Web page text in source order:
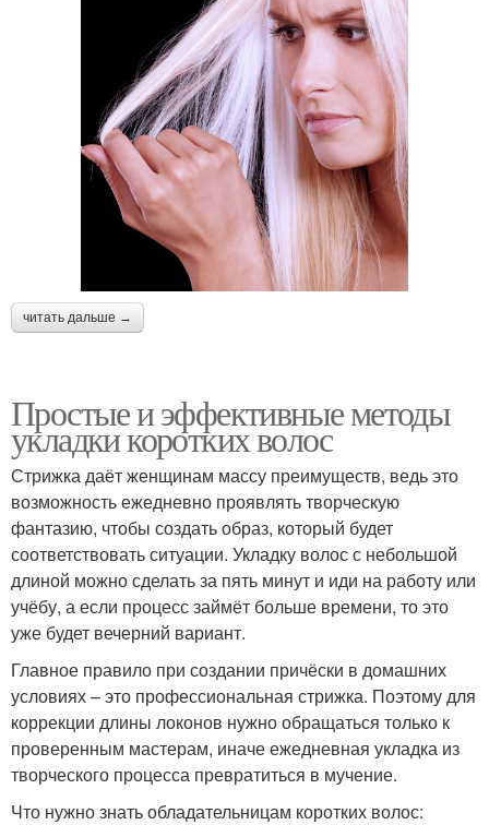
читать дальше →
Простые и эффективные методы
укладки коротких волос
Стрижка даёт женщинам массу преимуществ, ведь это
возможность ежедневно проявлять творческую
фантазию, чтобы создать образ, который будет
соответствовать ситуации. Укладку волос с небольшой
длиной можно сделать за пять минут и иди на работу или
учёбу, а если процесс займёт больше времени, то это
уже будет вечерний вариант.
Главное правило при создании причёски в домашних
условиях – это профессиональная стрижка. Поэтому для
коррекции длины локонов нужно обращаться только к
проверенным мастерам, иначе ежедневная укладка из
творческого процесса превратиться в мучение.
Что нужно знать обладательницам коротких волос: